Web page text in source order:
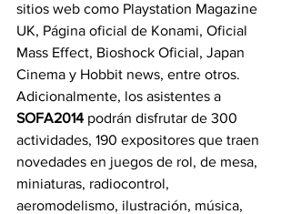
sitios web como Playstation Magazine
UK, Página oficial de Konami, Oficial
Mass Effect, Bioshock Oficial, Japan
Cinema y Hobbit news, entre otros.
Adicionalmente, los asistentes a
SOFA2014 podrán disfrutar de 300
actividades, 190 expositores que traen
novedades en juegos de rol, de mesa,
miniaturas, radiocontrol,
aeromodelismo, ilustración, música,